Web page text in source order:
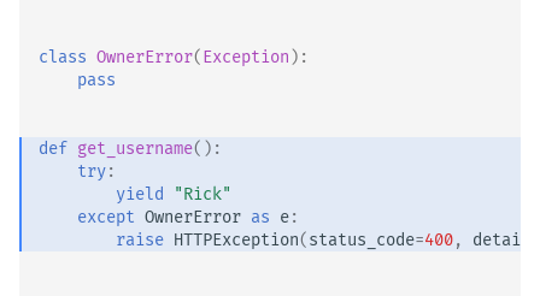
class OwnerError(Exception ):
pass
def get_username():
try:
yield
"Rick"
except OwnerError as e:
raise HTTPException(status_code=400, detail